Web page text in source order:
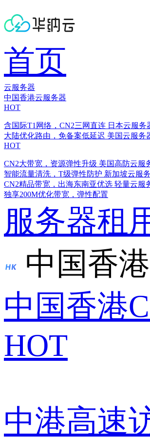
首页
云服务器
中国香港云服务器
HOT
含国际T1网络，CN2三网直连 日本云服务
大陆优化路由，免备案低延迟 美国云服务
HOT
CN2大带宽，资源弹性升级 美国高防云服
智能流量清洗，T级弹性防护 新加坡云服
CN2精品带宽，出海东南亚优选 轻量云服
独享200M优化带宽，弹性配置
服务器租
中国香
中国香港
HOT
中港高速